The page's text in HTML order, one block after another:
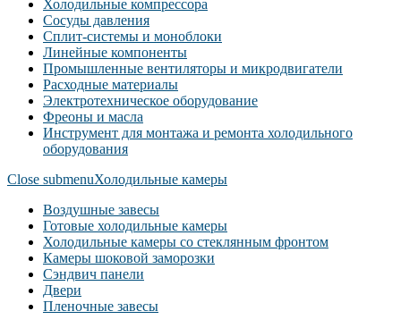
Холодильные компрессора
Сосуды давления
Cплит-системы и моноблоки
Линейные компоненты
Промышленные вентиляторы и микродвигатели
Расходные материалы
Электротехническое оборудование
Фреоны и масла
Инструмент для монтажа и ремонта холодильного
оборудования
Close submenuХолодильные камеры
Воздушные завесы
Готовые холодильные камеры
Холодильные камеры со стеклянным фронтом
Камеры шоковой заморозки
Сэндвич панели
Двери
Пленочные завесы